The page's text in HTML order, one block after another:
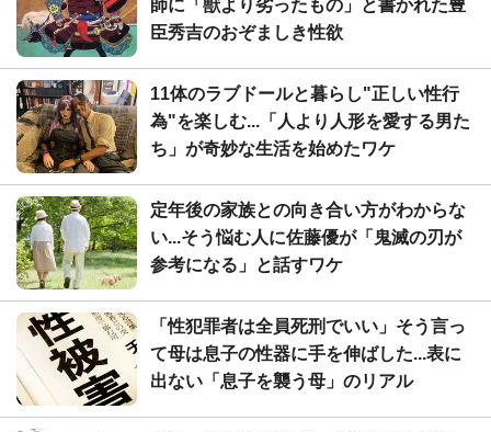
師に「獣より劣ったもの」と書かれた豊
臣秀吉のおぞましき性欲
11体のラブドールと暮らし"正しい性行
為"を楽しむ...「人より人形を愛する男た
ち」が奇妙な生活を始めたワケ
定年後の家族との向き合い方がわからな
い...そう悩む人に佐藤優が「鬼滅の刃が
参考になる」と話すワケ
「性犯罪者は全員死刑でいい」そう言っ
て母は息子の性器に手を伸ばした...表に
出ない「息子を襲う母」のリアル